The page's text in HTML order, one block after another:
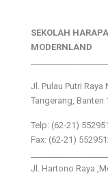
SEKOLAH
MODERNLAND
Jl. Pulau Putri Raya
Tangerang, Banten
Telp: (62-21)
Fax: (62-21)
Jl. Hartono Raya